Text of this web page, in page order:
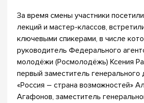
За время смены участники
лекций и мастер-классов,
ключевыми спикерами, в числе
руководитель Федерального
молодёжи (Росмолодёжь) Ксения
первый заместитель
«Россия – страна возможностей»
Агафонов, заместитель